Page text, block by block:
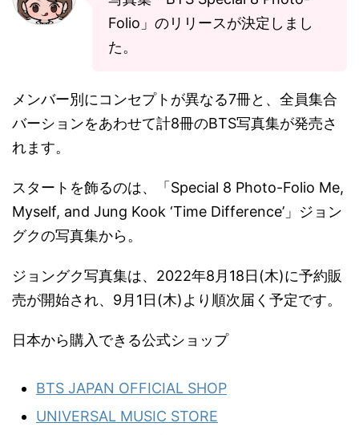
Folio」のリリースが決定しまし
た。
メンバー別にコンセプトが異なる7冊と、全員集合
バーションをあわせて計8冊のBTS写真集が発売さ
れます。
スタートを飾るのは、「Special 8 Photo-Folio Me,
Myself, and Jung Kook ‘Time Difference’」ジョン
グクの写真集から。
ジョングク写真集は、2022年8月18日(木)に予約販
売が開始され、9月1日(木)より順次届く予定です。
日本から購入できる公式ショップ
BTS JAPAN OFFICIAL SHOP
UNIVERSAL MUSIC STORE